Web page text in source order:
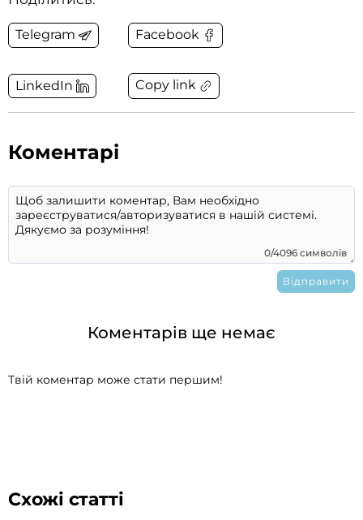
Telegram Facebook
LinkedIn Copy link
Коментарі
0/4096 символів
Коментарів ще немає
Твій коментар може стати першим!
Схожі статті